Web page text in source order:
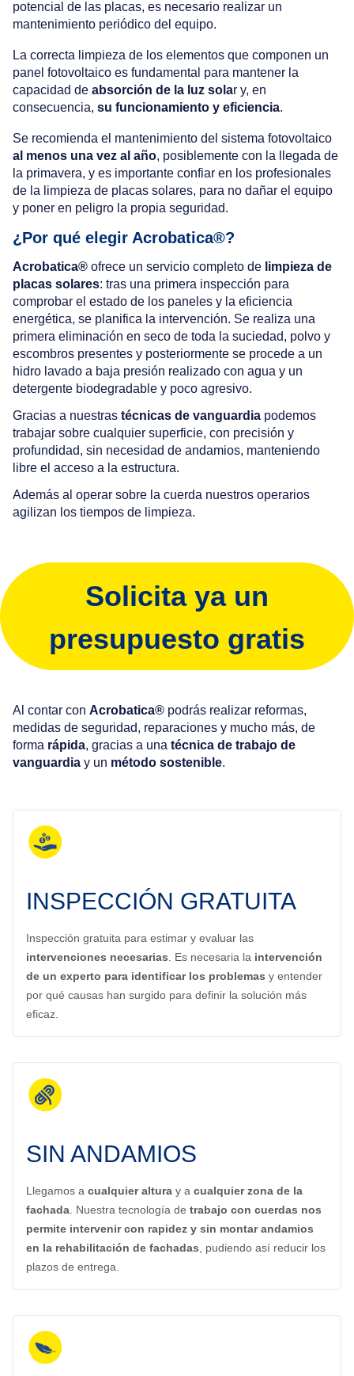
potencial de las placas, es necesario realizar un
mantenimiento periódico del equipo.
La correcta limpieza de los elementos que componen un
panel fotovoltaico es fundamental para mantener la
capacidad de absorción de la luz solar y, en
consecuencia, su funcionamiento y eficiencia.
Se recomienda el mantenimiento del sistema fotovoltaico
al menos una vez al año, posiblemente con la llegada de
la primavera, y es importante confiar en los profesionales
de la limpieza de placas solares, para no dañar el equipo
y poner en peligro la propia seguridad.
¿Por qué elegir Acrobatica®?
Acrobatica® ofrece un servicio completo de limpieza de
placas solares: tras una primera inspección para
comprobar el estado de los paneles y la eficiencia
energética, se planifica la intervención. Se realiza una
primera eliminación en seco de toda la suciedad, polvo y
escombros presentes y posteriormente se procede a un
hidro lavado a baja presión realizado con agua y un
detergente biodegradable y poco agresivo.
Gracias a nuestras técnicas de vanguardia podemos
trabajar sobre cualquier superficie, con precisión y
profundidad, sin necesidad de andamios, manteniendo
libre el acceso a la estructura.
Además al operar sobre la cuerda nuestros operarios
agilizan los tiempos de limpieza.
Solicita ya un
presupuesto gratis
Al contar con Acrobatica® podrás realizar reformas,
medidas de seguridad, reparaciones y mucho más, de
forma rápida, gracias a una técnica de trabajo de
vanguardia y un método sostenible.
INSPECCIÓN GRATUITA
Inspección gratuita para estimar y evaluar las
intervenciones necesarias . Es necesaria la intervención
de un experto para identificar los problemas y entender
por qué causas han surgido para definir la solución más
eficaz.
SIN ANDAMIOS
Llegamos a cualquier altura y a cualquier zona de la
fachada . Nuestra tecnología de trabajo con cuerdas nos
permite intervenir con rapidez y sin montar andamios
en la rehabilitación de fachadas , pudiendo así reducir los
plazos de entrega.